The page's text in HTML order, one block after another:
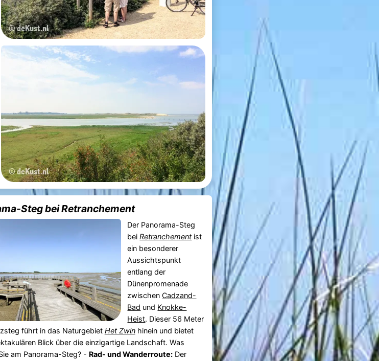
Steg bei Retranchement
Der Panorama-Steg
beiRetranchement ist
ein besonderer
Aussichtspunkt
entlang der
Dünenpromenade
zwischenCadzand-
Bad und Knokke-
Heist. Dieser 56 Meter
führt in das Naturgebiet Het Zwinhinein und bietet
Blick über die einzigartige Landschaft. Was
am Panorama-Steg? - Rad- und Wanderroute:Der